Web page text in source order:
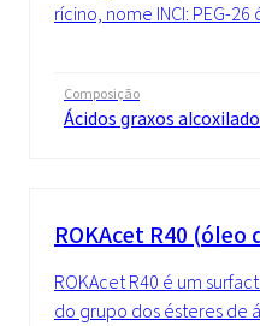
rícino, nome INCI: PEG-
Composição
Ácidos graxos
ROKAcet R40 (óleo
ROKAcet R40 é um
do grupo dos ésteres de